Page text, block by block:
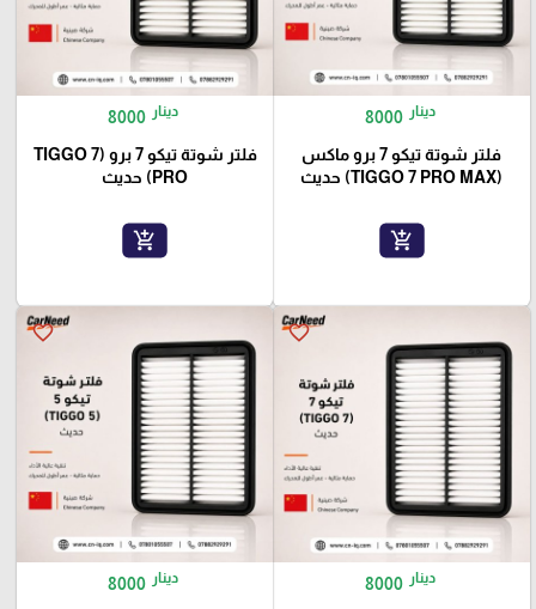
8000 دينار
فلتر شوتة تيكو 7 برو ماكس
(TIGGO 7 PRO MAX) حديث
add_shopping_cart
8000 دينار
فلتر شوتة تيكو 7 برو (TIGGO 7
PRO) حديث
add_shopping_cart
favorite_border
8000 دينار
favorite_border
8000 دينار